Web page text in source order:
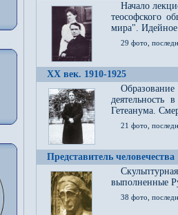
Начало
теософского
мира". Идейное
29 фото,
XX век. 1910-1925
Образование
деятельность
Гетеанума.
21 фото,
Представитель человечества
выполненные
38 фото,